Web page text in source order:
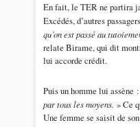
En fait, le TER ne partira
Excédés, d’autres
qu’on est passé au
relate Birame, qui dit
lui accorde crédit.
Puis un homme lui assène
par tous les moyens. » Ce
Une femme se saisit de